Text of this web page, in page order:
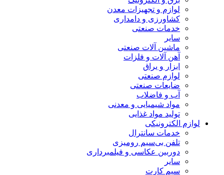
لوازم و تجهیزات معدن
کشاورزی و دامداری
خدمات صنعتی
سایر
ماشین آلات صنعتی
آهن آلات و فلزات
ابزار و یراق
لوازم صنعتی
ضایعات صنعتی
آب و فاضلاب
مواد شیمیایی و معدنی
تولید مواد غذایی
لوازم الکترونیکی
خدمات سانترال
تلفن بی‌سیم رومیزی
دوربین عکاسی و فیلمبرداری
سایر
سیم کارت